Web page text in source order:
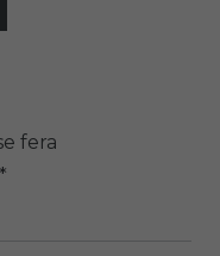
fera
*